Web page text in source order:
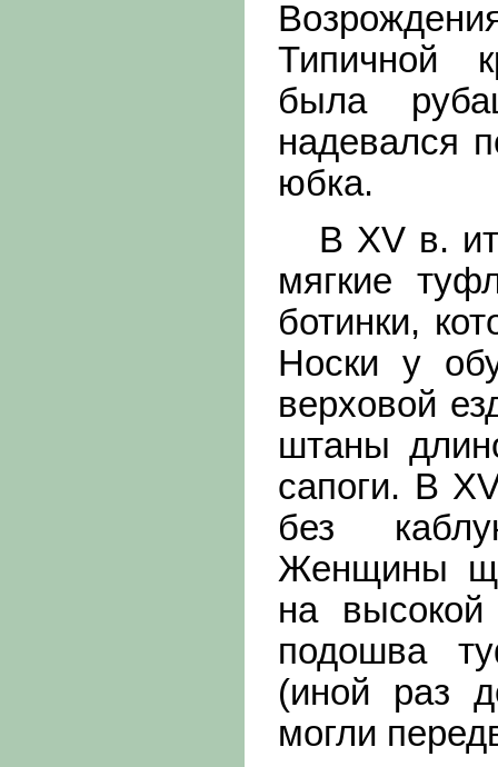
Типичной
была
надевался
юбка.
В XV в.
мягкие
ботинки,
Носки у
верховой
штаны
сапоги. В
без
Женщины
на
подошва
(иной раз
могли